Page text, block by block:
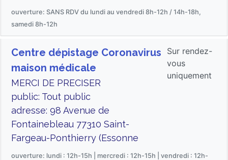
ouverture: SANS RDV du lundi au vendredi 8h-12h / 14h-18h,
samedi 8h-12h
Centre dépistage Coronavirus
maison médicale
MERCI DE PRECISER
public: Tout public
adresse: 98 Avenue de
Fontainebleau 77310 Saint-
Fargeau-Ponthierry (Essonne
Sur rendez-
vous
uniquement
ouverture: lundi : 12h-15h | mercredi : 12h-15h | vendredi : 12h-